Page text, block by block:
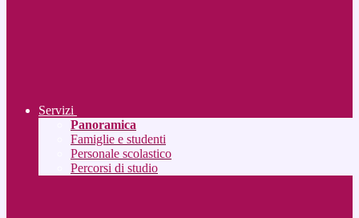
Servizi
Panoramica
Famiglie e studenti
Personale scolastico
Percorsi di studio